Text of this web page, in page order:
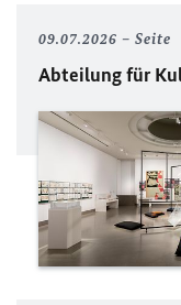
09.07.2026 Seite
Abteilung für